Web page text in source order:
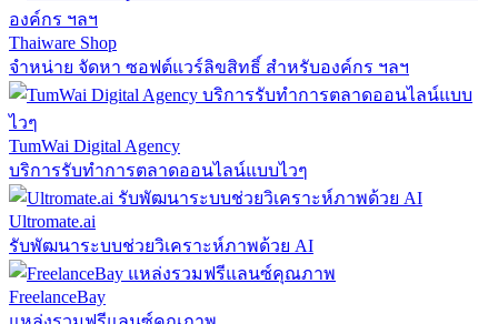
Thaiware Shop
จำหน่าย จัดหา ซอฟต์แวร์ลิขสิทธิ์ สำหรับองค์กร ฯลฯ
TumWai Digital Agency
บริการรับทำการตลาดออนไลน์แบบไวๆ
Ultromate.ai
รับพัฒนาระบบช่วยวิเคราะห์ภาพด้วย AI
FreelanceBay